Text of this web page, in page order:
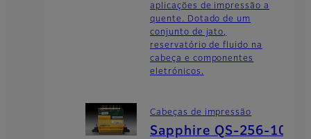
aplicações de impressão a
quente. Dotado de um
conjunto de jato,
reservatório de fluido na
cabeça e componentes
eletrónicos.
Cabeças de impressão
Sapphire QS-256-10